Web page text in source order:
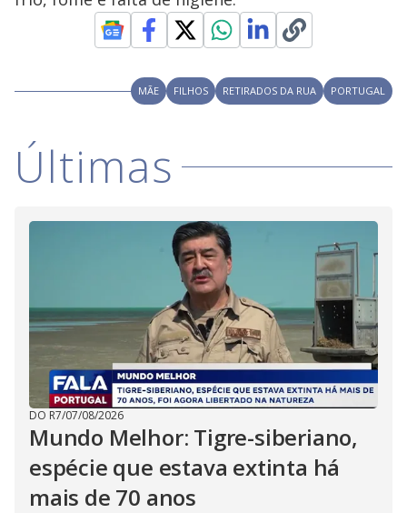
MÃE FILHOS RETIRADOS DA RUA PORTUGAL
Últimas
DO R7/07/08/2026
Mundo Melhor: Tigre-siberiano,
espécie que estava extinta há
mais de 70 anos